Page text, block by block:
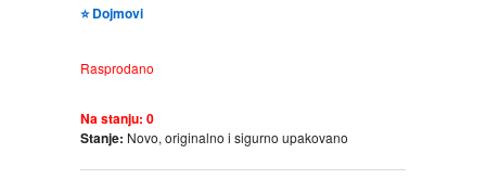
HOROR
⭐ Dojmovi
Rasprodano
Na stanju: 0
Stanje: Novo, originalno i sigurno upakovano